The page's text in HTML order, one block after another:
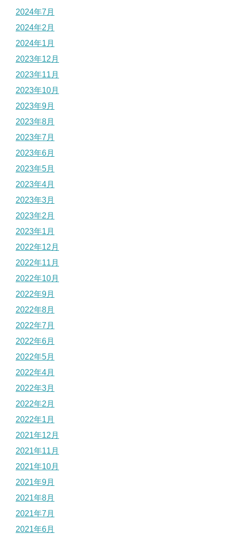
2024年7月
2024年2月
2024年1月
2023年12月
2023年11月
2023年10月
2023年9月
2023年8月
2023年7月
2023年6月
2023年5月
2023年4月
2023年3月
2023年2月
2023年1月
2022年12月
2022年11月
2022年10月
2022年9月
2022年8月
2022年7月
2022年6月
2022年5月
2022年4月
2022年3月
2022年2月
2022年1月
2021年12月
2021年11月
2021年10月
2021年9月
2021年8月
2021年7月
2021年6月